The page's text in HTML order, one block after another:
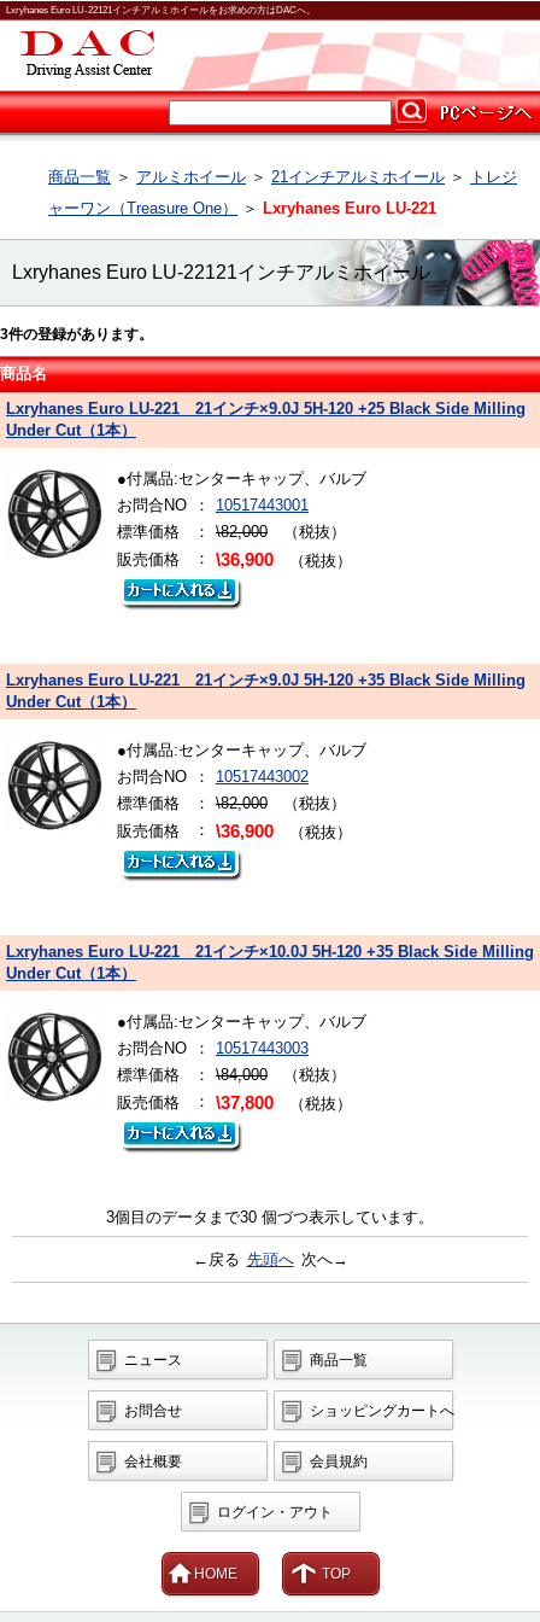
Lxryhanes Euro LU-22121インチアルミホイールをお求めの方はDACへ。
商品一覧 ＞ アルミホイール ＞ 21インチアルミホイール ＞
トレジ
ャーワン（Treasure One）
＞ Lxryhanes Euro LU-221
Lxryhanes Euro LU-22121インチアルミホイール
3件の登録があります。
商品名
Lxryhanes Euro LU-221 21インチ×9.0J 5H-120 +25 Black Side Milling
Under Cut（1本）
●付属品:センターキャップ、バルブ
お問合NO
：
10517443001
標準価格
： \82,000 （税抜）
販売価格
： \36,900 （税抜）
Lxryhanes Euro LU-221 21インチ×9.0J 5H-120 +35 Black Side Milling
Under Cut（1本）
●付属品:センターキャップ、バルブ
お問合NO
：
10517443002
標準価格
： \82,000 （税抜）
販売価格
： \36,900 （税抜）
Lxryhanes Euro LU-221 21インチ×10.0J 5H-120 +35 Black Side Milling
Under Cut（1本）
●付属品:センターキャップ、バルブ
お問合NO
：
10517443003
標準価格
： \84,000 （税抜）
販売価格
： \37,800 （税抜）
3個目のデータまで30 個づつ表示しています。
←戻る 先頭へ 次へ→
ニュース 商品一覧
お問合せ ショッピングカートへ
会社概要 会員規約
ログイン・アウト
HOME TOP